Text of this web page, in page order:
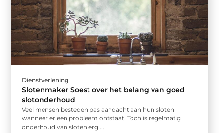
Dienstverlening
Slotenmaker Soest over het belang van goed
slotonderhoud
Veel mensen besteden pas aandacht aan hun sloten
wanneer er een probleem ontstaat. Toch is regelmatig
onderhoud van sloten erg ...